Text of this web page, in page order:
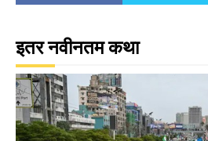
इतर नवीनतम कथा